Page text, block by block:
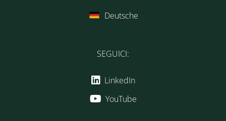
Deutsche
SEGUICI:
LinkedIn
YouTube